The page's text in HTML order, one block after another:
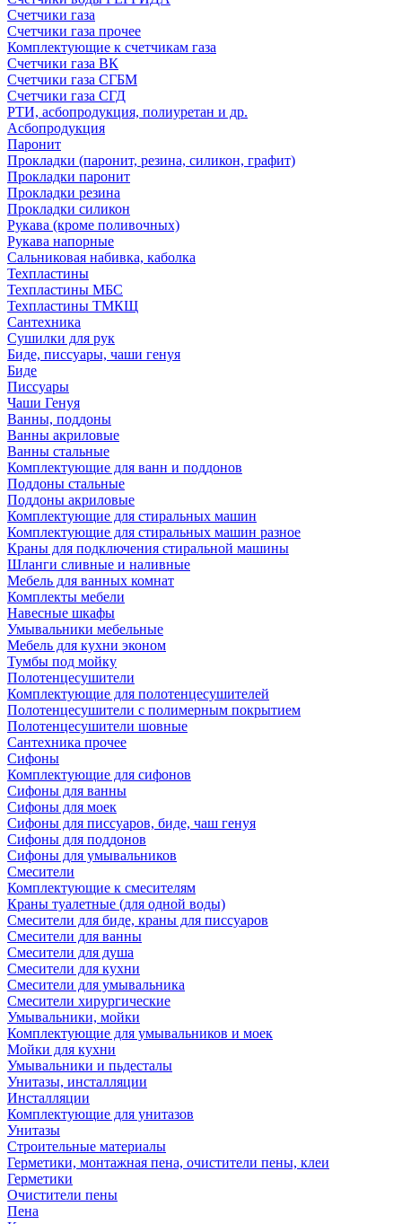
Счетчики газа
Счетчики газа прочее
Комплектующие к счетчикам газа
Счетчики газа ВК
Счетчики газа СГБМ
Счетчики газа СГД
РТИ, асбопродукция, полиуретан и др.
Асбопродукция
Паронит
Прокладки (паронит, резина, силикон, графит)
Прокладки паронит
Прокладки резина
Прокладки силикон
Рукава (кроме поливочных)
Рукава напорные
Сальниковая набивка, каболка
Техпластины
Техпластины МБС
Техпластины ТМКЩ
Сантехника
Сушилки для рук
Биде, писсуары, чаши генуя
Биде
Писсуары
Чаши Генуя
Ванны, поддоны
Ванны акриловые
Ванны стальные
Комплектующие для ванн и поддонов
Поддоны стальные
Поддоны акриловые
Комплектующие для стиральных машин
Комплектующие для стиральных машин разное
Краны для подключения стиральной машины
Шланги сливные и наливные
Мебель для ванных комнат
Комплекты мебели
Навесные шкафы
Умывальники мебельные
Мебель для кухни эконом
Тумбы под мойку
Полотенцесушители
Комплектующие для полотенцесушителей
Полотенцесушители с полимерным покрытием
Полотенцесушители шовные
Сантехника прочее
Сифоны
Комплектующие для сифонов
Сифоны для ванны
Сифоны для моек
Сифоны для писсуаров, биде, чаш генуя
Сифоны для поддонов
Сифоны для умывальников
Смесители
Комплектующие к смесителям
Краны туалетные (для одной воды)
Смесители для биде, краны для писсуаров
Смесители для ванны
Смесители для душа
Смесители для кухни
Смесители для умывальника
Смесители хирургические
Умывальники, мойки
Комплектующие для умывальников и моек
Мойки для кухни
Умывальники и пьдесталы
Унитазы, инсталляции
Инсталляции
Комплектующие для унитазов
Унитазы
Строительные материалы
Герметики, монтажная пена, очистители пены, клеи
Герметики
Очистители пены
Пена